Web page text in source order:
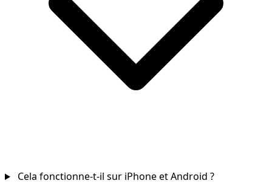
Cela fonctionne-t-il sur iPhone et Android ?